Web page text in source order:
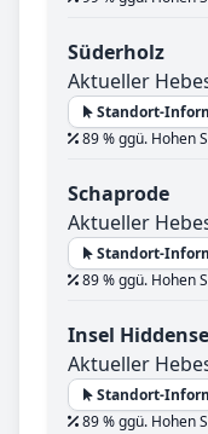
Süderholz
Aktueller
Standort-
89 % ggü. Hohen
Schaprode
Aktueller
Standort-
89 % ggü. Hohen
Insel
Aktueller
Standort-
89 % ggü. Hohen